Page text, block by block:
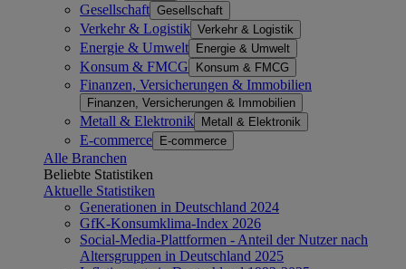
Gesellschaft Gesellschaft
Verkehr & Logistik Verkehr & Logistik
Energie & Umwelt Energie & Umwelt
Konsum & FMCG Konsum & FMCG
Finanzen, Versicherungen & Immobilien
Finanzen, Versicherungen & Immobilien
Metall & Elektronik Metall & Elektronik
E-commerce E-commerce
Alle Branchen
Beliebte Statistiken
Aktuelle Statistiken
Generationen in Deutschland 2024
GfK-Konsumklima-Index 2026
Social-Media-Plattformen - Anteil der Nutzer nach
Altersgruppen in Deutschland 2025